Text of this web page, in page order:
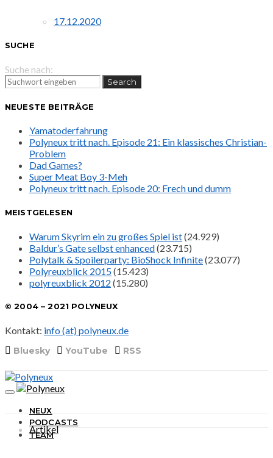
17.12.2020
SUCHE
Suche nach:
Search
NEUESTE BEITRÄGE
Yamatoderfahrung
Polyneux tritt nach. Episode 21: Ein klassisches Christian-
Problem
Dad Games?
Super Meat Boy 3-Meh
Polyneux tritt nach. Episode 20: Frech und dumm
MEISTGELESEN
Warum Skyrim ein zu großes Spiel ist(24.929)
Baldur’s Gate selbst enhanced(23.715)
Polytalk & Spoilerparty: BioShock Infinite(23.077)
Polyreuxblick 2015(15.423)
polyreuxblick 2012 (15.280)
© 2004 – 2021 POLYNEUX
Kontakt: info (at) polyneux.de
Bluesky YouTube RSS
NEUX
PODCASTS
TEAM
Artikel